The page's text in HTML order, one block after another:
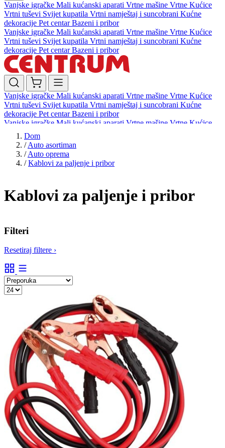
Vanjske igračke Mali kućanski aparati Vrtne mašine Vrtne Kućice
Vrtni tuševi Svijet kupatila Vrtni namještaj i suncobrani Kućne
dekoracije Pet centarBazeni i pribor
Vanjske igračke Mali kućanski aparati Vrtne mašine Vrtne Kućice
Vrtni tuševi Svijet kupatila Vrtni namještaj i suncobrani Kućne
dekoracije Pet centarBazeni i pribor
Vanjske igračke Mali kućanski aparati Vrtne mašine Vrtne Kućice
Vrtni tuševi Svijet kupatila Vrtni namještaj i suncobrani Kućne
dekoracije Pet centarBazeni i pribor
Vanjske igračke Mali kućanski aparati Vrtne mašine Vrtne Kućice
Vrtni tuševi
dekoracijePet centar
Dom
/ Auto asortiman
/ Auto oprema
/ Kablovi za paljenje i pribor
Kablovi za paljenje i pribor
Filteri
Resetiraj filtere ›